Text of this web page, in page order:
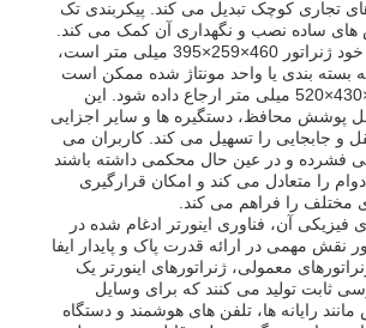
تجاری کوچک تبدیل می کند. پیکربندی تک
های ساده نصب و نگهداری آن کمک می کند.
در حالی که اندازه خود ژنراتور 460×259×395 میلی متر است،
بسته بندی یا واحد مونتاژ شده ممکن است
گاهی با ابعاد 645×430×520 میلی متر ارجاع داده شود. این
پوشش محافظ، دستگیره ها و سایر اجزایی
و جابجایی را تسهیل می کند. کاربران می
فشرده و در عین حال محکمی داشته باشند
را متعادل می کند و امکان قرارگیری
مختلف را فراهم می کند.
فیزیکی آن، فناوری اینورتر ادغام شده در
نقش مهمی در ارائه قدرت پاک و پایدار ایفا
معمولی، ژنراتورهای اینورتر یک
ثابت تولید می کنند که برای وسایل
رایانه ها، تلفن های هوشمند و دستگاه